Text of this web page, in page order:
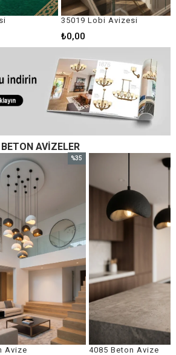
35019 Lobi Avizesi
₺0,00
BETON AVIZELER
%35
İndirim
%35İndirim
4085 Beton Avize
%35
İndirim